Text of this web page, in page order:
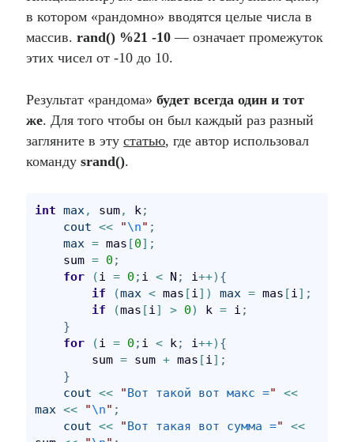
в котором «рандомно» вводятся целые числа в
массив.rand() %21 -10 — означает промежуток
этих чисел от -10 до 10.
Результат «рандома»будет всегда один и тот
же. Для того чтобы он был каждый раз разный
загляните в этустатью, где автор использовал
командуsrand().
int max , sum, k ;
cout << "\n" ;
max = mas [0] ;
    sum
= 0 ;
for
(i = 0 ; i < N ; i++) {
if
(max < mas [i ] ) max = mas [i ] ;
if
(mas [i ] > 0) k = i ;
}
for
(i = 0 ; i < k ; i++) {
        sum
= sum + mas [i ] ;
}
cout << "Вот такой вот макс =" <<
max << "\n" ;
cout << "Вот такая вот сумма =" <<